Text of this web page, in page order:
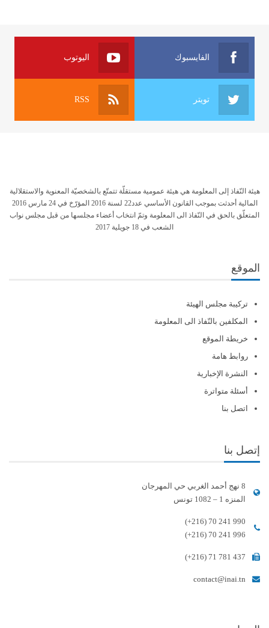
الفايسبوك اليوتوب
تويتر RSS
هيئة النّفاذ إلى المعلومة هي هيئة عمومية مستقلّة تتمتّع بالشخصيّة المعنوية والاستقلالية
المالية أحدثت بموجب القانون الأساسي عدد22 لسنة 2016 المؤرّخ في 24 مارس 2016
المتعلّق بالحق في النّفاذ الى المعلومة وتمّ انتخاب أعضاء مجلسها من قبل مجلس نواب
الشعب في 18 جويلية 2017
الموقع
تركيبة مجلس الهيئة
المكلفين بالنّفاذ الى المعلومة
خريطة الموقع
روابط هامة
النشرة الإخبارية
أسئلة متواترة
اتصل بنا
إتصل بنا
8 نهج أحمد الغربي حي المهرجان
المنزه 1 – 1082 تونس
(+216) 70 241 990
(+216) 70 241 996
(+216) 71 781 437
contact@inai.tn